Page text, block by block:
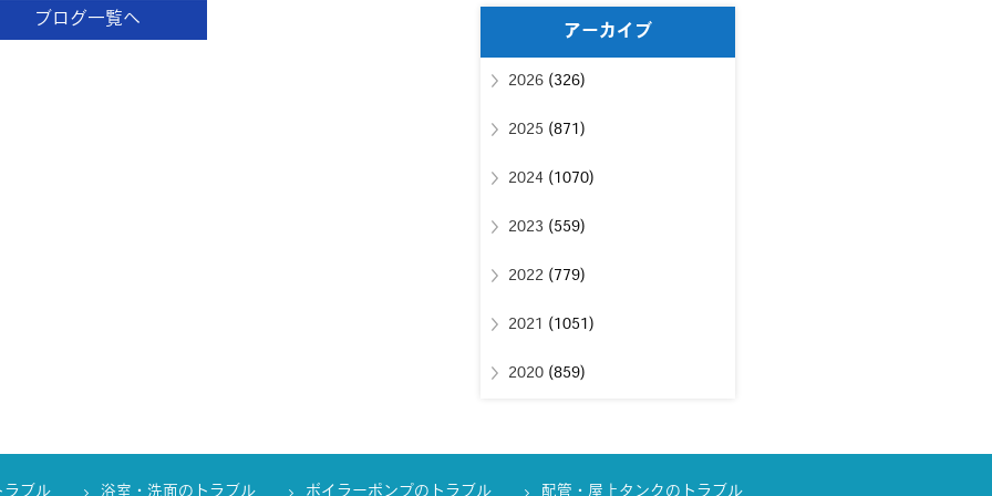
ブログ一覧へ
アーカイブ
2026(326)
2025 (871)
2024(1070)
2023 (559)
2022(779)
2021 (1051)
2020(859)
ラブル 浴室・洗面のトラブル ボイラーポンプのトラブル 配管・屋上タンクのトラブル